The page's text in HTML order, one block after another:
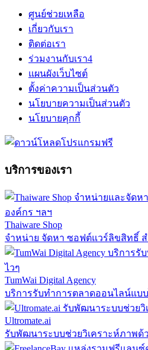
ศูนย์ช่วยเหลือ
เกี่ยวกับเรา
ติดต่อเรา
ร่วมงานกับเรา4
แผนผังเว็บไซต์
ตั้งค่าความเป็นส่วนตัว
นโยบายความเป็นส่วนตัว
นโยบายคุกกี้
บริการของเรา
Thaiware Shop
จำหน่าย จัดหา ซอฟต์แวร์ลิขสิทธิ์
TumWai Digital Agency
บริการรับทำการตลาดออนไลน์แบ
Ultromate.ai
รับพัฒนาระบบช่วยวิเคราะห์ภาพด้